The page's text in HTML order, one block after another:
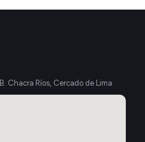
Chacra Ríos, Cercado de Lima